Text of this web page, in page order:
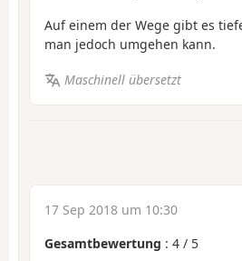
Auf einem der Wege gibt es
man jedoch umgehen kann.
Maschinell übersetzt
17 Sep 2018 um 10:30
Gesamtbewertung : 4 / 5